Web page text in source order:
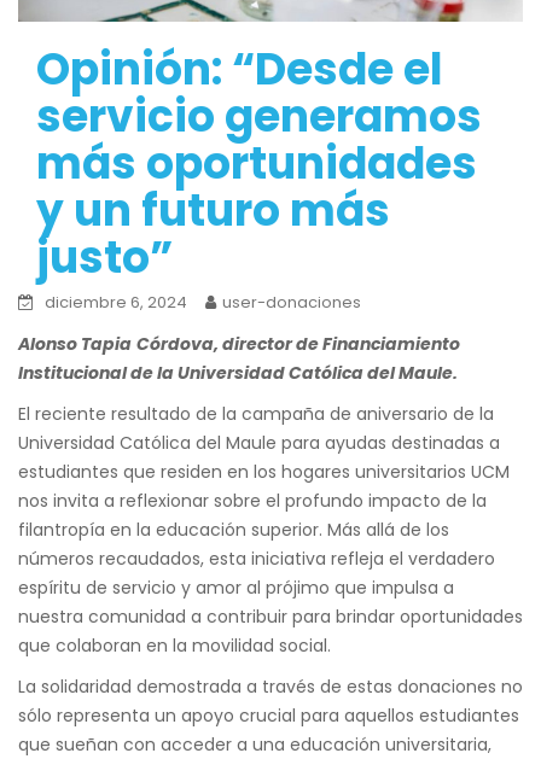
Opinión: “Desde el
servicio generamos
más oportunidades
y un futuro más
justo”
diciembre 6, 2024 user-donaciones
Alonso Tapia Córdova, director de Financiamiento
Institucional de la Universidad Católica del Maule.
El reciente resultado de la campaña de aniversario de la
Universidad Católica del Maule para ayudas destinadas a
estudiantes que residen en los hogares universitarios UCM
nos invita a reflexionar sobre el profundo impacto de la
filantropía en la educación superior. Más allá de los
números recaudados, esta iniciativa refleja el verdadero
espíritu de servicio y amor al prójimo que impulsa a
nuestra comunidad a contribuir para brindar oportunidades
que colaboran en la movilidad social.
La solidaridad demostrada a través de estas donaciones no
sólo representa un apoyo crucial para aquellos estudiantes
que sueñan con acceder a una educación universitaria,